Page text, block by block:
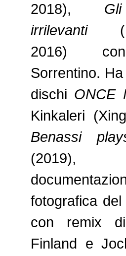
2018),
irrilevanti
2016)
Sorrentino.
dischi ONCE
Kinkaleri
Benassi
fotografica
con remix
Finland e